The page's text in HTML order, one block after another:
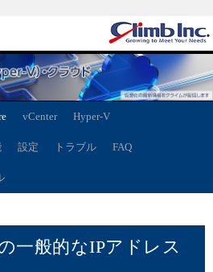
vCenter Hyper-V
設定 トラブル FAQ
一般的なIPアドレス